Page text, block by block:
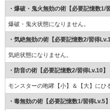
・爆破・鬼火無効の術【必要記憶数1/
爆破・鬼火状態になりません。
・気絶無効の術【必要記憶数2/習得
気絶状態になりません。
・防音の術【必要記憶数2/習得Lv.10】
モンスターの咆哮【小】＆【大】にひ
・毒無効の術【必要記憶数1/習得Lv.5】